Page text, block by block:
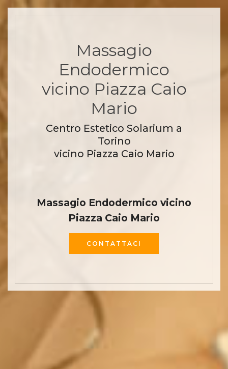
Massagio
Endodermico
vicino Piazza Caio
Mario
Centro Estetico Solarium a
Torino
vicino Piazza Caio Mario
Massagio Endodermico vicino
Piazza Caio Mario
CONTATTACI